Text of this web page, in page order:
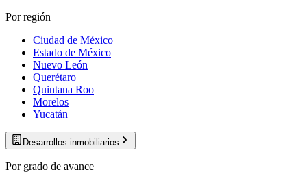
Por región
Ciudad de México
Estado de México
Nuevo León
Querétaro
Quintana Roo
Morelos
Yucatán
Desarrollos inmobiliarios
Por grado de avance